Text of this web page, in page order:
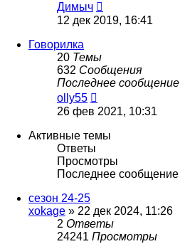
Димыч
к
последнему
12 дек 2019, 16:41
Говорилка
20 Темы
632 Сообщения
Последнее сообщение
olly55
к
последнему
сообщению
26 фев 2021, 10:31
Активные темы
Ответы
Просмотры
Последнее сообщение
сезон 24-25
xokage » 22 дек 2024, 11:26
2 Ответы
24241 Просмотры